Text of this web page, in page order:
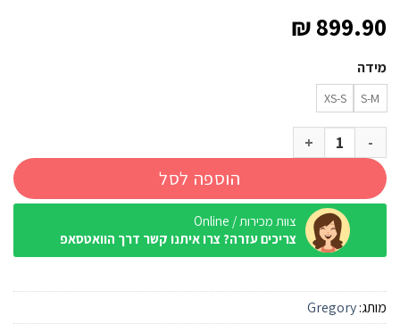
₪899.90
מידה
S-M
XS-S
כמות של מוצ'ילה לנשים Gregory Jade 53 Mist Grey
הוספה לסל
צוות מכירות / Online
צריכים עזרה? צרו איתנו קשר דרך הוואטסאפ
מותג:Gregory